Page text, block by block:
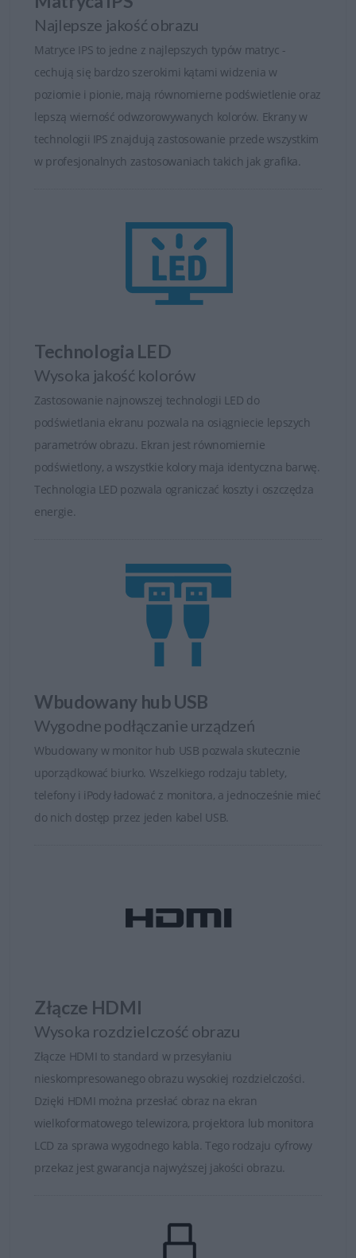
Monitory serii U to flagowy sprzęt maki Dell
przeznaczony dla profesjonalistów. Ofeta monitorów
serii U kierowana jest dla najbardziej wymagających
użytkowników, dla których liczą się przede wszystkim
kolorów.
Technologia zarezerwowana dla najlepszych
Zaawansowana technologia Dell dostarcza szereg
rozwiązań, z których mogą korzystać kreatywni
profesjonaliści potrzebujący do wykonywania swoich
prac najlepszych monitorów. Z monitorów Dell serii U
korzystają graficy, architekci, a nawet gracze. Doskonale
Realistyczne odwzorowanie kolorów
Technologia PremierColor zastosowana w monitorze Dell
UltraSharp zapewnia żywe, realistyczne kolory. Oznacza
to pełną gotowość do pracy od razu po instalacji. Jest to
kolorów, która zapewnia dokładność, jednolitość i
precyzję.
Szeroki zakres kolorów
Dzięki zgodności z branżowymi przestrzeniami barw,
takimi jak AdobeRGB (odwzorowanie na poziomie 96%) i
praca z aplikacjami typu CAD/CAM, granie oraz
Zaawansowana regulacja kolorów
Najlepsze jakość obrazu
Matryce IPS to jedne z najlepszych typów matryc -
cechują się bardzo szerokimi kątami widzenia w
poziomie i pionie, mają równomierne podświetlenie oraz
lepszą wierność odwzorowywanych kolorów. Ekrany w
technologii IPS znajdują zastosowanie przede wszystkim
w profesjonalnych zastosowaniach takich jak grafika.
Technologia LED
Wysoka jakość kolorów
Zastosowanie najnowszej technologii LED do
podświetlania ekranu pozwala na osiągniecie lepszych
parametrów obrazu. Ekran jest równomiernie
podświetlony, a wszystkie kolory maja identyczna barwę.
Technologia LED pozwala ograniczać koszty i oszczędza
energie.
Wbudowany hub USB
Wygodne podłączanie urządzeń
Wbudowany w monitor hub USB pozwala skutecznie
uporządkować biurko. Wszelkiego rodzaju tablety,
telefony i iPody ładować z monitora, a jednocześnie mieć
do nich dostęp przez jeden kabel USB.
Złącze HDMI
Wysoka rozdzielczość obrazu
Złącze HDMI to standard w przesyłaniu
nieskompresowanego obrazu wysokiej rozdzielczości.
Dzięki HDMI można przesłać obraz na ekran
wielkoformatowego telewizora, projektora lub monitora
LCD za sprawa wygodnego kabla. Tego rodzaju cyfrowy
przekaz jest gwarancja najwyższej jakości obrazu.